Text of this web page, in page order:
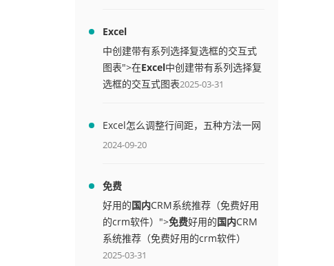
Excel
中创建带有系列选择复选框的交互式
图表">在Excel中创建带有系列选择复
选框的交互式图表2025-03-31
Excel怎么调整行间距，五种方法一网
打尽
2024-09-20
免费
好用的国内CRM系统推荐（免费好用
的crm软件）">免费好用的国内CRM
系统推荐（免费好用的crm软件）
2025-03-31